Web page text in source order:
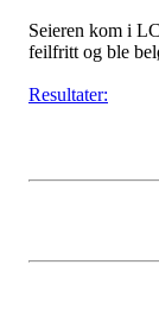
Seieren kom i
feilfritt og ble
Resultater: